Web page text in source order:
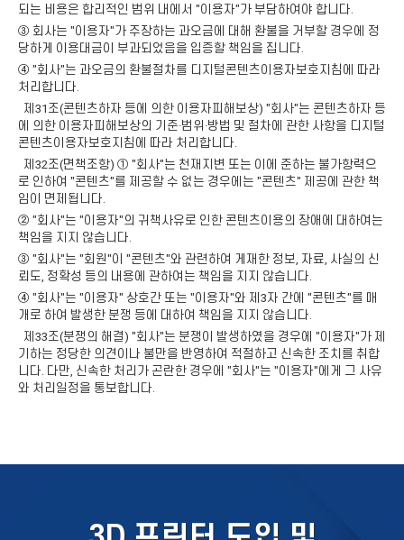
되는 비용은 합리적인 범위 내에서 "이용자"가 부담하여야 합니다.
③ 회사는 "이용자"가 주장하는 과오금에 대해 환불을 거부할 경우에 정
당하게 이용대금이 부과되었음을 입증할 책임을 집니다.
④ "회사"는 과오금의 환불절차를 디지털콘텐츠이용자보호지침에 따라
처리합니다.
제31조(콘텐츠하자 등에 의한 이용자피해보상) "회사"는 콘텐츠하자 등
에 의한 이용자피해보상의 기준·범위·방법 및 절차에 관한 사항을 디지털
콘텐츠이용자보호지침에 따라 처리합니다.
제32조(면책조항) ① "회사"는 천재지변 또는 이에 준하는 불가항력으
로 인하여 "콘텐츠"를 제공할 수 없는 경우에는 "콘텐츠" 제공에 관한 책
임이 면제됩니다.
② "회사"는 "이용자"의 귀책사유로 인한 콘텐츠이용의 장애에 대하여는
책임을 지지 않습니다.
③ "회사"는 "회원"이 "콘텐츠"와 관련하여 게재한 정보, 자료, 사실의 신
뢰도, 정확성 등의 내용에 관하여는 책임을 지지 않습니다.
④ "회사"는 "이용자" 상호간 또는 "이용자"와 제3자 간에 "콘텐츠"를 매
개로 하여 발생한 분쟁 등에 대하여 책임을 지지 않습니다.
제33조(분쟁의 해결) "회사"는 분쟁이 발생하였을 경우에 "이용자"가 제
기하는 정당한 의견이나 불만을 반영하여 적절하고 신속한 조치를 취합
니다. 다만, 신속한 처리가 곤란한 경우에 "회사"는 "이용자"에게 그 사유
와 처리일정을 통보합니다.